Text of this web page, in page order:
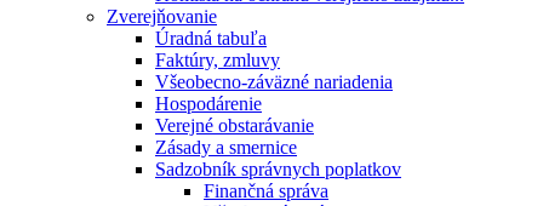
Zverejňovanie
Úradná tabuľa
Faktúry, zmluvy
Všeobecno-záväzné nariadenia
Hospodárenie
Verejné obstarávanie
Zásady a smernice
Sadzobník správnych poplatkov
Finančná správa